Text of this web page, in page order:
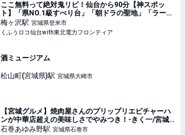
ここ無料って絶対鬼リピ！仙台から90分【神スポッ
ト】「県NO.1級すべり台」「朝ドラの聖地」「ラーメ
ンもキャンプも最高」 | くふうロコ仙台with東北電力フ
ロンティア
梅ヶ沢駅 宮城県登米市
くふうロコ仙台with東北電力フロンティア
酒ミュージアム
松山町(宮城県)駅 宮城県大崎市
【宮城グルメ】焼肉屋さんのプリップリエビチャーハ
ンが中華店超えの美味しさでやみつき！-きく一/宮城
県石巻市- せんだいマチプラ
石巻あゆみ野駅 宮城県石巻市